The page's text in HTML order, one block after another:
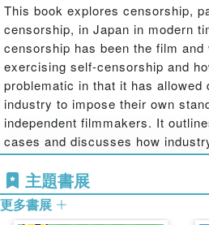
This book explores censorship,
censorship, in Japan in modern
censorship has been the film and
exercising self-censorship and
problematic in that it has allowed
industry to impose their own
independent filmmakers. It
cases and discusses how
have been undermined both by
up their own alternative regimes
censorship bodies themselves
obscenity. The book also
主題書展
更多書展